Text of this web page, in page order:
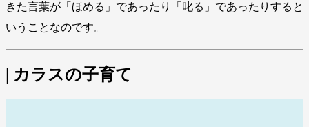
きた言葉が「ほめる」であったり「叱る」であったりすると
いうことなのです。
| カラスの子育て